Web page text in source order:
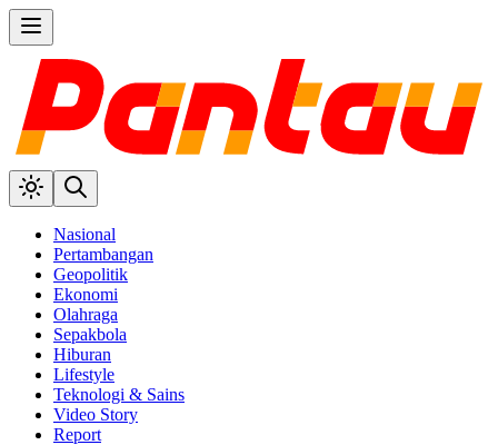
Nasional
Pertambangan
Geopolitik
Ekonomi
Olahraga
Sepakbola
Hiburan
Lifestyle
Teknologi & Sains
Video Story
Report